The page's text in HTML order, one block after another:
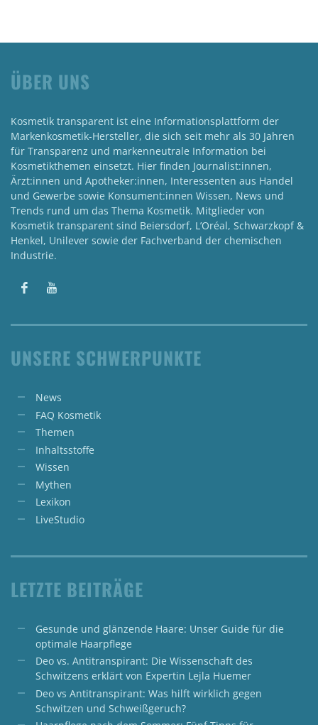
ÜBER UNS
Kosmetik transparent ist eine Informationsplattform der
Markenkosmetik-Hersteller, die sich seit mehr als 30 Jahren
für Transparenz und markenneutrale Information bei
Kosmetikthemen einsetzt. Hier finden Journalist:innen,
Ärzt:innen und Apotheker:innen, Interessenten aus Handel
und Gewerbe sowie Konsument:innen Wissen, News und
Trends rund um das Thema Kosmetik. Mitglieder von
Kosmetik transparent sind Beiersdorf, L’Oréal, Schwarzkopf &
Henkel, Unilever sowie der Fachverband der chemischen
Industrie.
UNSERE SCHWERPUNKTE
News
FAQ Kosmetik
Themen
Inhaltsstoffe
Wissen
Mythen
Lexikon
LiveStudio
LETZTE BEITRÄGE
Gesunde und glänzende Haare: Unser Guide für die
optimale Haarpflege
Deo vs. Antitranspirant: Die Wissenschaft des
Schwitzens erklärt von Expertin Lejla Huemer
Deo vs Antitranspirant: Was hilft wirklich gegen
Schwitzen und Schweißgeruch?